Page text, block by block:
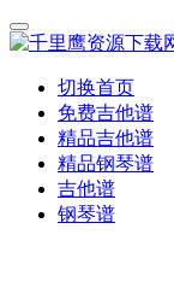
切换首页
免费吉他谱
精品吉他谱
精品钢琴谱
吉他谱
钢琴谱